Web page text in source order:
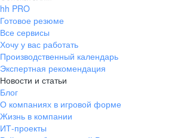
hh PRO
Готовое резюме
Все сервисы
Хочу у вас работать
Производственный календарь
Экспертная рекомендация
Новости и статьи
Блог
О компаниях в игровой форме
Жизнь в компании
ИТ-проекты